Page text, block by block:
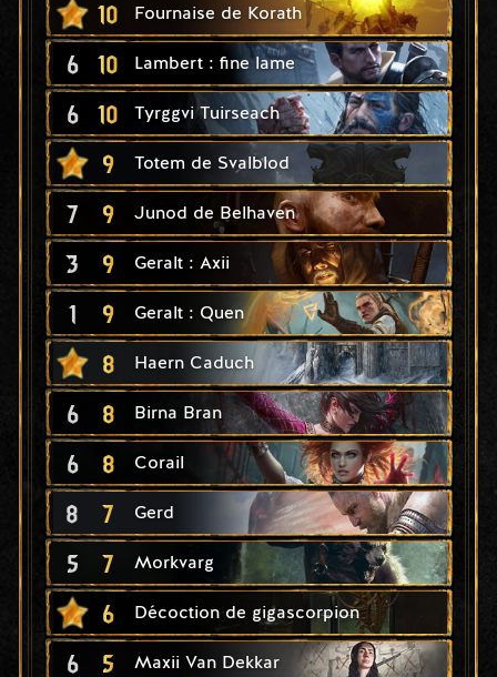
10 Fournaise de Korath
6 10 Lambert : fine lame
6 10 Tyrggvi Tuirseach
9 Totem de Svalblod
7 9 Junod de Belhaven
3 9 Geralt : Axii
1 9 Geralt : Quen
8 Haern Caduch
6 8 Birna Bran
6 8 Corail
8 7 Gerd
5 7 Morkvarg
6 Décoction de gigascorpion
6 5 Maxii Van Dekkar